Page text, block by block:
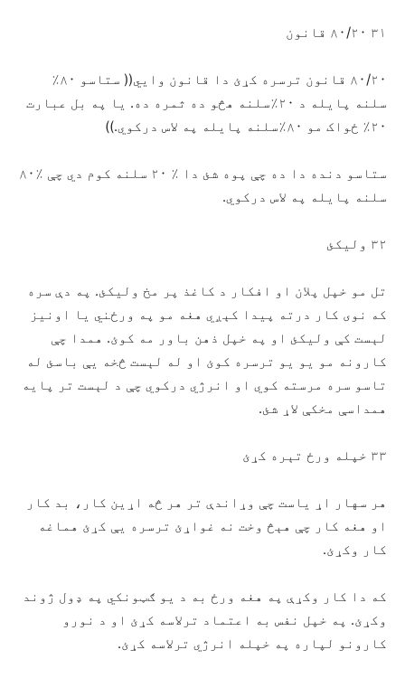
۳۱ ۸۰/۲۰ قانون
۸۰/۲۰ قانون ترسره کړئ دا قانون وايي(( ستاسو ۸۰٪
سلنه پایله د ۲۰٪سلنه هڅو ده ثمره ده. يا په بل عبارت
۲۰٪ ځواک مو ۸۰٪سلنه پایله په لاس درکوي.))
ستاسو دنده دا ده چې پوه شئ دا ٪ ۲۰ سلنه کوم دي چې ٪۸۰
سلنه پايله په لاس درکوي.
۳۲ ولیکئ
تل مو خپل پلان او افکار د کاغذ پر مخ وليکئ. په دې سره
که نوی کار درته پیدا کېږي هغه مو په ورځني یا اونيز
لېست کې ولیکئ او په خپل ذهن باور مه کوئ. همدا چې
کارونه مو یو یو ترسره کوئ او له لېست څخه يې باسئ له
تاسو سره مرسته کوي او انرژي درکوي چې د لېست تر پایه
همداسې مخکې لاړ شئ.
۳۳ خپله ورځ تېره کړئ
هر سهار اړ یاست چې وړاندې تر هر څه اړین کار، بد کار
او هغه کار چې هېڅ وخت نه غواړئ ترسره يې کړئ هماغه
کار وکړئ.
که دا کار وکړې په هغه ورځ به د یو ګټونکي په ډول ژوند
وکړئ. په خپل نفس به اعتماد ترلاسه کړئ او د نورو
کارونو لپاره په خپله انرژي ترلاسه کړئ.